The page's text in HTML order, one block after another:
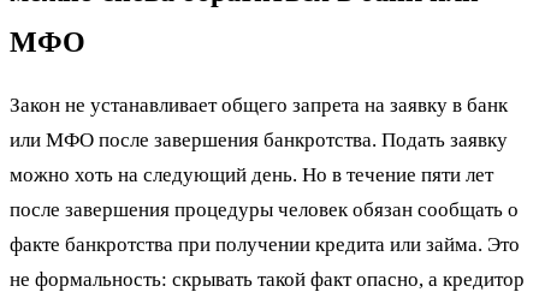
МФО
Закон не устанавливает общего запрета на заявку в банк
или МФО после завершения банкротства. Подать заявку
можно хоть на следующий день. Но в течение пяти лет
после завершения процедуры человек обязан сообщать о
факте банкротства при получении кредита или займа. Это
не формальность: скрывать такой факт опасно, а кредитор